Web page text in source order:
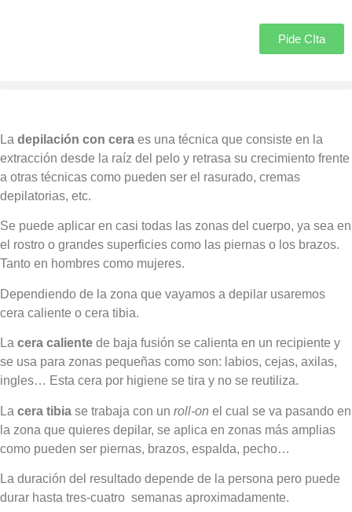
Pide CIta
La depilación con cera es una técnica que consiste en la
extracción desde la raíz del pelo y retrasa su crecimiento frente
a otras técnicas como pueden ser el rasurado, cremas
depilatorias, etc.
Se puede aplicar en casi todas las zonas del cuerpo, ya sea en
el rostro o grandes superficies como las piernas o los brazos.
Tanto en hombres como mujeres.
Dependiendo de la zona que vayamos a depilar usaremos
cera caliente o cera tibia.
La cera caliente de baja fusión se calienta en un recipiente y
se usa para zonas pequeñas como son: labios, cejas, axilas,
ingles… Esta cera por higiene se tira y no se reutiliza.
La cera tibia se trabaja con un roll-on el cual se va pasando en
la zona que quieres depilar, se aplica en zonas más amplias
como pueden ser piernas, brazos, espalda, pecho…
La duración del resultado depende de la persona pero puede
durar hasta tres-cuatro semanas aproximadamente.